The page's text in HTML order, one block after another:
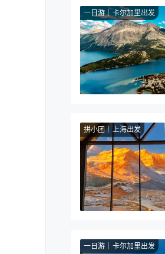
一日游 卡尔加里出发
拼小团 上海出发
一日游 卡尔加里出发